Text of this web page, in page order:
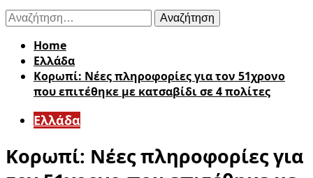
Αναζήτηση
για:
Home
Ελλάδα
Κορωπί: Νέες πληροφορίες για τον 51χρονο
που επιτέθηκε με κατσαβίδι σε 4 πολίτες
Ελλάδα
Κορωπί: Νέες πληροφορίες για